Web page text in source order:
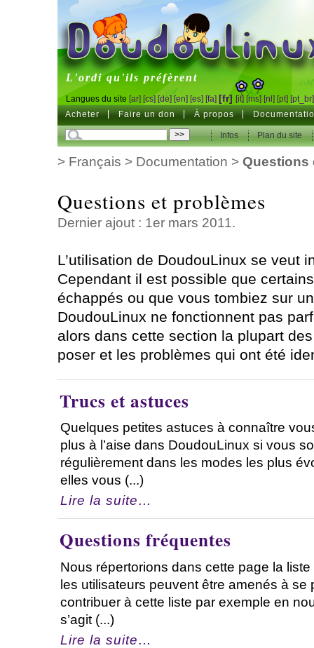
DoudouLinux
L'ordi qu'ils préfèrent
Langues du site [ar] [cs] [de] [en] [es] [fa] [fr] [it] [ms] [nl] [pt] [pt_br]
Acheter Faire un don À propos
Infos Plan du site
> Français > Documentation > Questions
Questions et problèmes
Dernier ajout : 1er mars 2011.
L’utilisation de DoudouLinux se veut
Cependant il est possible que
échappés ou que vous tombiez sur
DoudouLinux ne fonctionnent pas
alors dans cette section la plupart
poser et les problèmes qui ont été
Trucs et astuces
Quelques petites astuces à connaître
plus à l’aise dans DoudouLinux si vous
régulièrement dans les modes les plus
elles vous (...)
Lire la suite…
Questions fréquentes
Nous répertorions dans cette page la
les utilisateurs peuvent être amenés à se
contribuer à cette liste par exemple en
s’agit (...)
Lire la suite…